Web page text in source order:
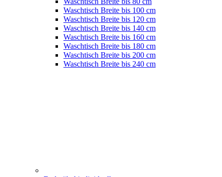
Waschtisch Breite bis 100 cm
Waschtisch Breite bis 120 cm
Waschtisch Breite bis 140 cm
Waschtisch Breite bis 160 cm
Waschtisch Breite bis 180 cm
Waschtisch Breite bis 200 cm
Waschtisch Breite bis 240 cm